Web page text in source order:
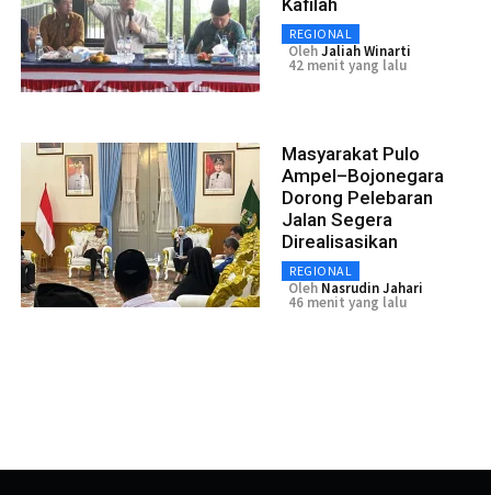
REGIONAL
OlehJaliah Winarti
42 menit yang lalu
Masyarakat Pulo
Ampel–Bojonegara
Dorong Pelebaran
Jalan Segera
Direalisasikan
REGIONAL
Oleh Nasrudin Jahari
46 menit yang lalu